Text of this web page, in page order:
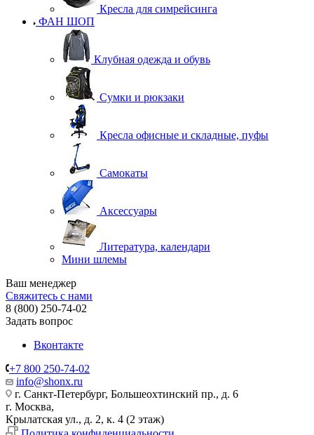
Кресла для симрейсинга
ФАН ШОП
Клубная одежда и обувь
Сумки и рюкзаки
Кресла офисные и складные, пуфы
Самокаты
Аксессуары
Литература, календари
Мини шлемы
Ваш менеджер
Свяжитесь с нами
8 (800) 250-74-02
Задать вопрос
Вконтакте
+7 800 250-74-02
info@shonx.ru
г. Санкт-Петербург, Большеохтинский пр., д. 6
г. Москва,
Крылатская ул., д. 2, к. 4 (2 этаж)